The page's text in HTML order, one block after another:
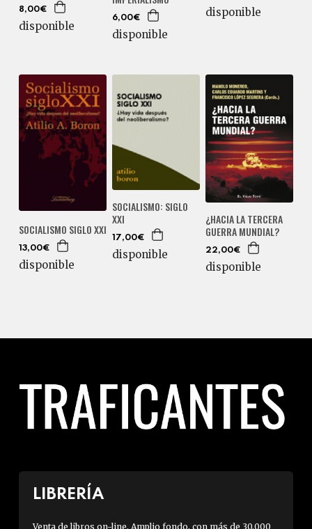
8,00€
disponible
6,00€
disponible
disponible
SOCIALISMO SIGLO XXI
13,00€
disponible
SOCIALISMO: SIGLO
XXI
17,00€
disponible
¿HACIA LA TERCERA
GUERRA MUNDIAL?
22,00€
disponible
LIBRERÍA
Venta de libros on-line. Amplio fondo, con más de 30.000